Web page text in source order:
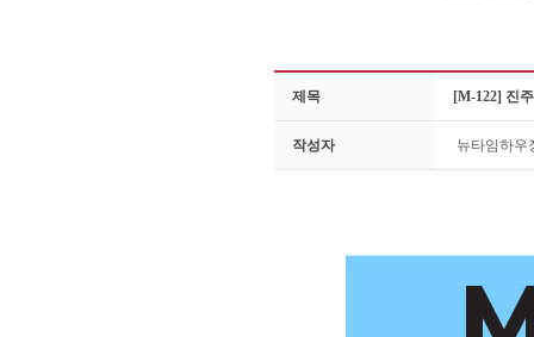
제목 [M-122] 진
작성자 뉴타임하우